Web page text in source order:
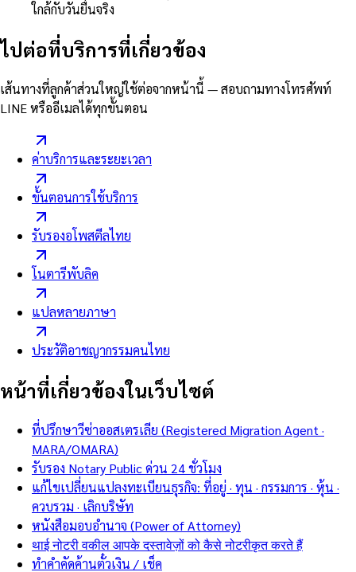
ใกล้กับวันยื่นจริง
ไปต่อที่บริการที่เกี่ยวข้อง
เส้นทางที่ลูกค้าส่วนใหญ่ใช้ต่อจากหน้านี้ — สอบถามทางโทรศัพท์
LINE หรืออีเมลได้ทุกขั้นตอน
ค่าบริการและระยะเวลา
ขั้นตอนการใช้บริการ
รับรองอโพสตีลไทย
โนตารีพับลิค
แปลหลายภาษา
ประวัติอาชญากรรมคนไทย
หน้าที่เกี่ยวข้องในเว็บไซต์
ที่ปรึกษาวีซ่าออสเตรเลีย (Registered Migration Agent ·
MARA/OMARA)
รับรอง Notary Public ด่วน 24 ชั่วโมง
แก้ไขเปลี่ยนแปลงทะเบียนธุรกิจ: ที่อยู่ · ทุน · กรรมการ · หุ้น ·
ควบรวม · เลิกบริษัท
หนังสือมอบอำนาจ (Power of Attorney)
थाई नोटरी वकील आपके दस्तावेज़ों को कैसे नोटरीकृत करते हैं
ทำคำคัดค้านตั๋วเงิน / เช็ค